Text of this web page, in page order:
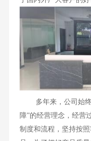
多年来，公司始终
障”的经营理念，经营
制度和流程，坚持按